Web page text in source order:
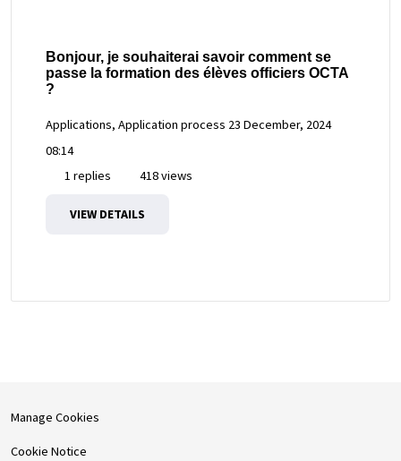
Bonjour, je souhaiterai savoir comment se
passe la formation des élèves officiers OCTA
?
Applications, Application process 23 December, 2024
08:14
1 replies
418 views
VIEW DETAILS
Manage Cookies
Cookie Notice